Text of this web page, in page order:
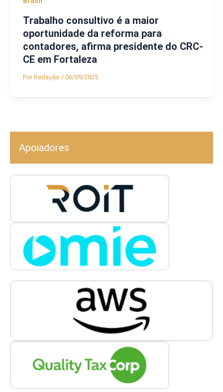
Trabalho consultivo é a maior
oportunidade da reforma para
contadores, afirma presidente do CRC-
CE em Fortaleza
PorRedação / 06/09/2025
Apoiadores